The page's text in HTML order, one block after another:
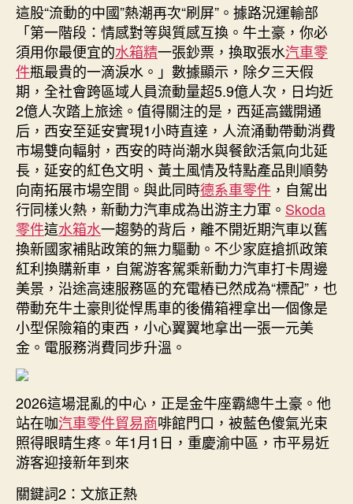
這股“流動的中國”熱潮再次“刷屏”。據路況運輸部
「第一階段：情感對等與質感互換。牛土豪，你必
須用你最便宜的水箱精一張鈔票，換取張水汽車零
件瓶最貴的一滴淚水。」數據顯示，除夕三天假
期，全社會跨區域人員流動量超5.9億人次，日均近
2億人次踏上旅途。值得關注的是，西延高鐵開通
后，西安至延安實現1小時直達，人流涌動帶動消費
市場雙向輻射，西安的時尚潮水與餐飲活氣向北延
長，延安的紅色文明、黃土風情及特點產品則順勢
向南拓展市場空間。與此同時德系車零件 ，自駕出
行同樣火熱，新動力汽車成為出游主力軍。 Skoda
零件這水箱水一趨勢的背后，離不開近期汽車以舊
換新國家補貼政策的無力驅動。不少家庭搶抓政策
紅利換購新車，自駕游客駕乘新動力汽車打卡周邊
美景，沿途高速服務區的充電樁已然成為“標配”，也
帶動充牛土豪則從悍馬車的後備箱裡拿出一個像是
小型保險箱的東西，小心翼翼地拿出一張一元美
金。電服務消費同步升溫。
2026這場混亂的中心，正是金牛座霸總牛土豪。他
站在咖汽車零件貿易商啡館門口，被藍色傻氣光束
照得眼睛生疼。年1月1日，重慶渝中區，市平易近
游客迎接新年到來
關鍵詞2：文旅正熱